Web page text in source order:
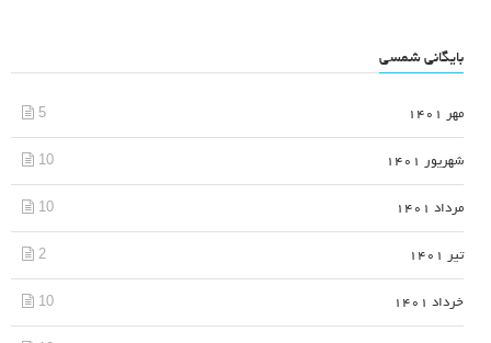
بایگانی شمسی
مهر 1401 5
شهریور 1401 10
مرداد 1401 10
تیر 1401 2
خرداد 1401 10